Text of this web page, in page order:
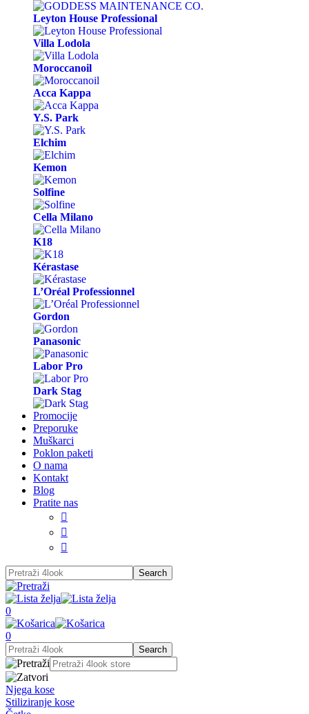
Leyton House Professional
Villa Lodola
Moroccanoil
Acca Kappa
Y.S. Park
Elchim
Kemon
Solfine
Cella Milano
K18
Kérastase
L’Oréal Professionnel
Gordon
Panasonic
Labor Pro
Dark Stag
Promocije
Preporuke
Muškarci
Poklon paketi
O nama
Kontakt
Blog
Pratite nas



0
0
Njega kose
Stiliziranje kose